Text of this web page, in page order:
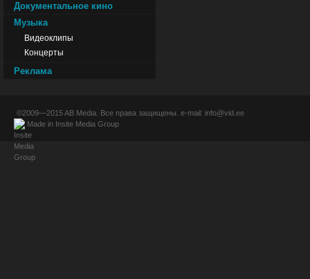
Документальное кино
Музыка
Видеоклипы
Концерты
Реклама
©2009—2015AB Media . Все права защищены. e-mail: info@vid.ee
Made in Insite Media Group